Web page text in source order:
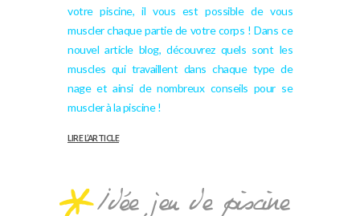
votre piscine, il vous est possible de vous
muscler chaque partie de votre corps ! Dans ce
nouvel article blog, découvrez quels sont les
muscles qui travaillent dans chaque type de
nage et ainsi de nombreux conseils pour se
muscler à la piscine !
LIRE L’ARTICLE
Idée jeu de piscine